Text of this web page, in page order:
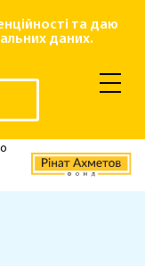
та даю
даних.